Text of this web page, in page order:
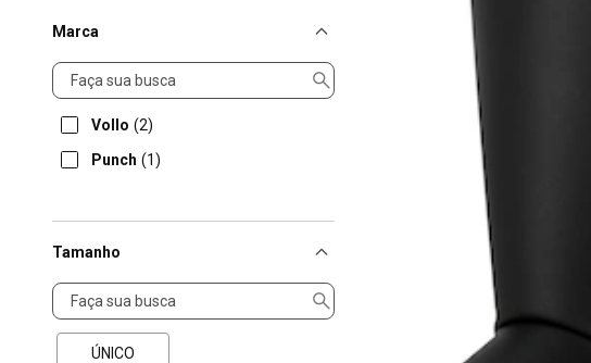
Marca
Marca
Vollo (2)
Punch (1)
Tamanho
Tamanho
ÚNICO